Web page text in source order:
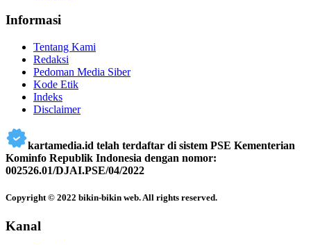
Informasi
Tentang Kami
Redaksi
Pedoman Media Siber
Kode Etik
Indeks
Disclaimer
kartamedia.id telah terdaftar di sistem PSE Kementerian
Kominfo Republik Indonesia dengan nomor:
002526.01/DJAI.PSE/04/2022
Copyright © 2022 bikin-bikin web. All rights reserved.
Kanal